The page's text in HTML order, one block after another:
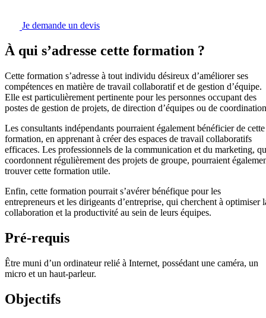
Je demande un devis
À qui s’adresse cette formation ?
Cette formation s’adresse à tout individu désireux d’améliorer ses
compétences en matière de travail collaboratif et de gestion d’équipe.
Elle est particulièrement pertinente pour les personnes occupant des
postes de gestion de projets, de direction d’équipes ou de
Les consultants indépendants pourraient également bénéficier de cette
formation, en apprenant à créer des espaces de travail collaboratifs
efficaces. Les professionnels de la communication et du marketing,
coordonnent régulièrement des projets de groupe, pourraient
trouver cette formation utile.
Enfin, cette formation pourrait s’avérer bénéfique pour les
entrepreneurs et les dirigeants d’entreprise, qui cherchent à optimiser
collaboration et la productivité au sein de leurs équipes.
Pré-requis
Être muni d’un ordinateur relié à Internet, possédant une caméra, un
micro et un haut-parleur.
Objectifs